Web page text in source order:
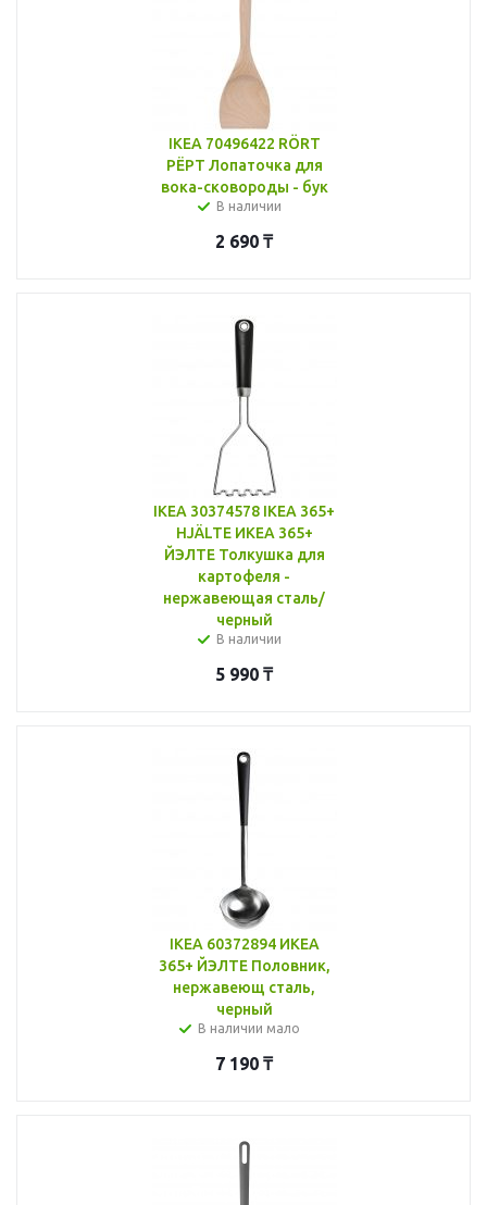
IKEA 70496422 RÖRT
РЁРТ Лопаточка для
вока-сковороды - бук
В наличии
2 690 ₸
IKEA 30374578 IKEA 365+
HJÄLTE ИКЕА 365+
ЙЭЛТЕ Толкушка для
картофеля -
нержавеющая сталь/
черный
В наличии
5 990 ₸
IKEA 60372894 ИКЕА
365+ ЙЭЛТЕ Половник,
нержавеющ сталь,
черный
В наличии мало
7 190 ₸